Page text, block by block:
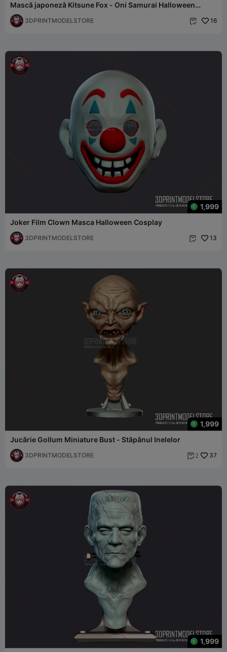
Mască japoneză Kitsune Fox - Oni Samurai Halloween
Cosplay
3DPRINTMODELSTORE  16
1,999
Joker Film Clown Masca Halloween Cosplay
3DPRINTMODELSTORE  13
1,999
Jucărie Gollum Miniature Bust - Stăpânul Inelelor
3DPRINTMODELSTORE  2 37
1,999